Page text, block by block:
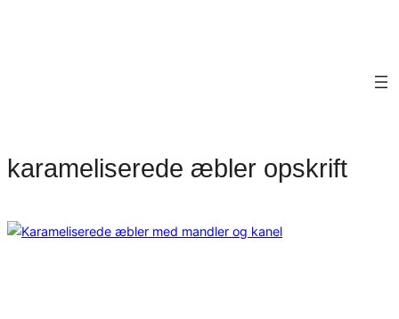
karameliserede æbler opskrift